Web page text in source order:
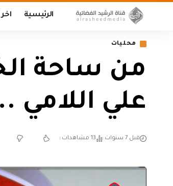
الرئيسية اخر
محليات
من ساحة
علي اللامي
قبل 7 سنوات 13 مشاهدات